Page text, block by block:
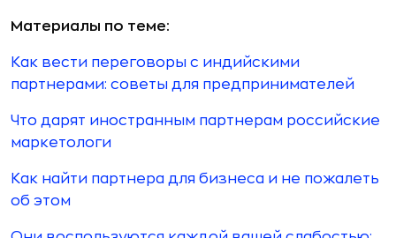
Материалы по теме:
Как вести переговоры с индийскими
партнерами: советы для предпринимателей
Что дарят иностранным партнерам российские
маркетологи
Как найти партнера для бизнеса и не пожалеть
об этом